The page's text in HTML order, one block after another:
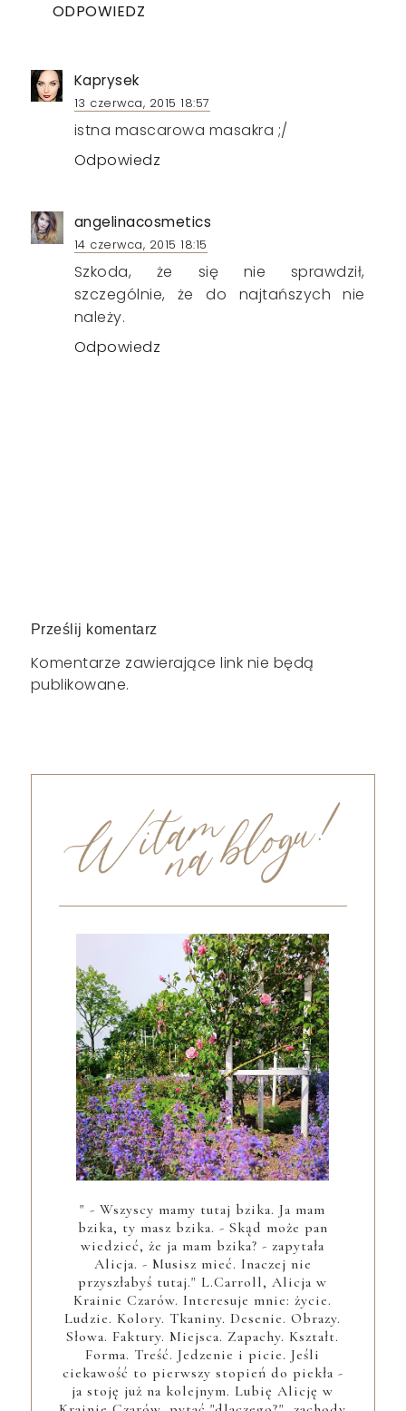
ODPOWIEDZ
Kaprysek
13 czerwca, 2015 18:57
istna mascarowa masakra ;/
Odpowiedz
angelinacosmetics
14 czerwca, 2015 18:15
Szkoda, że się nie sprawdził,
szczególnie, że do najtańszych nie
należy.
Odpowiedz
Prześlij komentarz
Komentarze zawierające link nie będą
publikowane.
" - Wszyscy mamy tutaj bzika. Ja mam
bzika, ty masz bzika. - Skąd może pan
wiedzieć, że ja mam bzika? - zapytała
Alicja. - Musisz mieć. Inaczej nie
przyszłabyś tutaj." L.Carroll, Alicja w
Krainie Czarów. Interesuje mnie: życie.
Ludzie. Kolory. Tkaniny. Desenie. Obrazy.
Słowa. Faktury. Miejsca. Zapachy. Kształt.
Forma. Treść. Jedzenie i picie. Jeśli
ciekawość to pierwszy stopień do piekła -
ja stoję już na kolejnym. Lubię Alicję w